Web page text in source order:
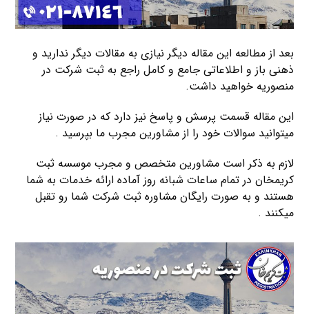
بعد از مطالعه این مقاله دیگر نیازی به مقالات دیگر ندارید و
ذهنی باز و اطلاعاتی جامع و کامل راجع به ثبت شرکت در
منصوریه خواهید داشت.
این مقاله قسمت پرسش و پاسخ نیز دارد که در صورت نیاز
میتوانید سوالات خود را از مشاورین مجرب ما بپرسید .
لازم به ذکر است مشاورین متخصص و مجرب موسسه ثبت
کریمخان در تمام ساعات شبانه روز آماده ارائه خدمات به شما
هستند و به صورت رایگان مشاوره ثبت شرکت شما رو تقبل
میکنند .